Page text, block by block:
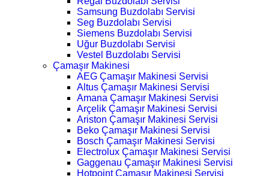
Samsung Buzdolabı Servisi
Seg Buzdolabı Servisi
Siemens Buzdolabı Servisi
Uğur Buzdolabı Servisi
Vestel Buzdolabı Servisi
Çamaşır Makinesi
AEG Çamaşır Makinesi Servisi
Altus Çamaşır Makinesi Servisi
Amana Çamaşır Makinesi Servisi
Arçelik Çamaşır Makinesi Servisi
Ariston Çamaşır Makinesi Servisi
Beko Çamaşır Makinesi Servisi
Bosch Çamaşır Makinesi Servisi
Electrolux Çamaşır Makinesi Servisi
Gaggenau Çamaşır Makinesi Servisi
Hotpoint Çamaşır Makinesi Servisi